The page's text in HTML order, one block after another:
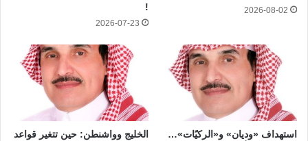
2026-08-02
!
2026-07-23
استهداف «وديان» و«الركيًات»…
الخليج وواشنطن: حين تتغير قواعد